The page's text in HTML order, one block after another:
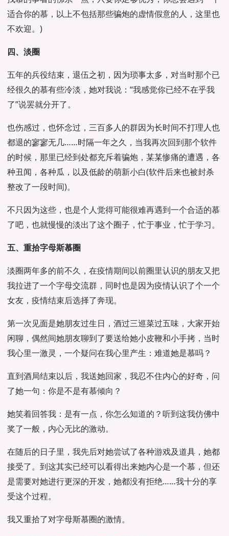
适合你的慕，以上不包括那些骗炮的虚情假意的人，这里也
不欢迎。)
四、淡圈
五年的兵役结束，退伍之初，因为琐事太多，对当时那个已
经很久的慕有些冷淡，她对我说：“我感觉你已经不在乎我
了”说罢就分开了。
也伤感过，也怀念过，三百多人的群因为长时间不打理人也
都退的寥寥无几……时隔一年之久，当我再次回到那个软件
的时候，那里已经到处都充斥着骗炮，某某惨痛的遭遇，各
种丑闻，各种瓜，以及低龄的萌新小白(软件后来也被封杀
整改了一段时间)。
不只因为这些，也是个人觉得可能很难再遇到一个合适的慕
了吧，也就慢慢的淡出了这个圈子，忙于事业，忙于学习。
五、重拾字母斯慕圈
淡圈两年多的前不久，在疫情期间以前圈里认识的朋友又把
我拉进了一个字母交流群，同时也是因为疫情认识了个一个
女友，疫情结束后选择了奔现。
第一次见面是她朋友过生日，酒过三巡菜过五味，大家开始
闲聊，偶然间她朋友聊到了要送给她小皮鞭和小手拷，当时
我心里一激灵，一个疑问在我心里产生：难道她是慕吗？
直到酒局结束以后，我送她回家，我忍不住内心的好奇，问
了她一句：你是不是有慕倾向？
她笑着回答我：是有一点，你怎么知道的？听到这我仿佛中
奖了一般，内心无比的激动。
在随后的日子里，我先后对她尝试了各种游戏及道具，她都
接受了。到这其实已经可以看得出来她内心是一个慕，但还
是需要对她进行更深的开发，她都没有拒绝……我十分的享
受这个过程。
我又重拾了对字母斯慕圈的激情。